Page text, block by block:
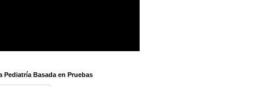
Pediatría Basada en Pruebas